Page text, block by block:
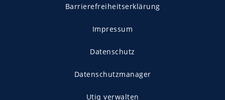
Barrierefreiheitserklärung
Impressum
Datenschutz
Datenschutzmanager
Utiq verwalten